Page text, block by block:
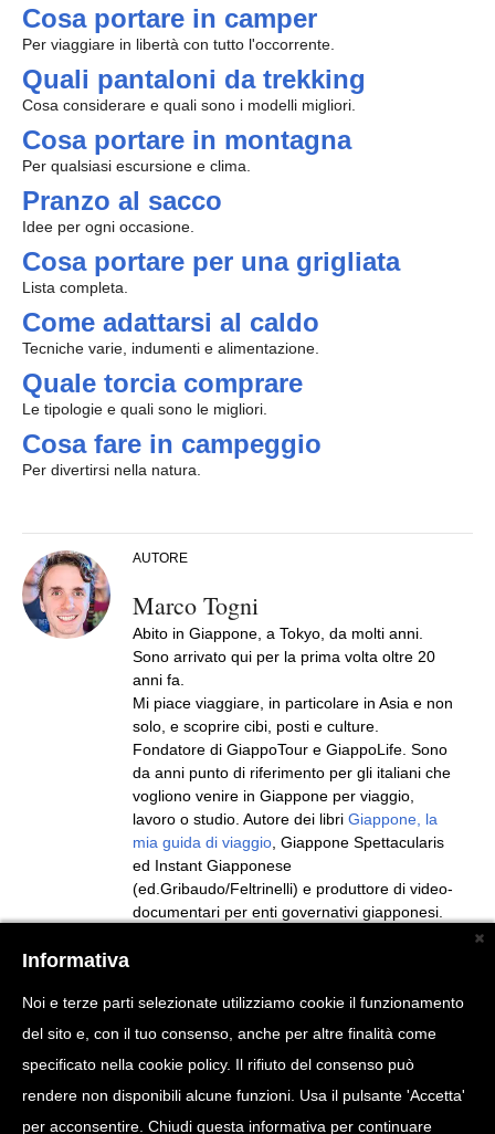
Cosa portare in camper
Per viaggiare in libertà con tutto l'occorrente.
Quali pantaloni da trekking
Cosa considerare e quali sono i modelli migliori.
Cosa portare in montagna
Per qualsiasi escursione e clima.
Pranzo al sacco
Idee per ogni occasione.
Cosa portare per una grigliata
Lista completa.
Come adattarsi al caldo
Tecniche varie, indumenti e alimentazione.
Quale torcia comprare
Le tipologie e quali sono le migliori.
Cosa fare in campeggio
Per divertirsi nella natura.
AUTORE
Marco Togni
Abito in Giappone, a Tokyo, da molti anni.
Sono arrivato qui per la prima volta oltre 20
anni fa.
Mi piace viaggiare, in particolare in Asia e non
solo, e scoprire cibi, posti e culture.
Fondatore di GiappoTour e GiappoLife. Sono
da anni punto di riferimento per gli italiani che
vogliono venire in Giappone per viaggio,
lavoro o studio. Autore dei libri Giappone, la
mia guida di viaggio , Giappone Spettacularis
ed Instant Giapponese
(ed.Gribaudo/Feltrinelli) e produttore di video-
documentari per enti governativi giapponesi.
Informativa
Noi e terze parti selezionate utilizziamo cookie il funzionamento
del sito e, con il tuo consenso, anche per altre finalità come
specificato nella cookie policy. Il rifiuto del consenso può
rendere non disponibili alcune funzioni. Usa il pulsante 'Accetta'
per acconsentire. Chiudi questa informativa per continuare